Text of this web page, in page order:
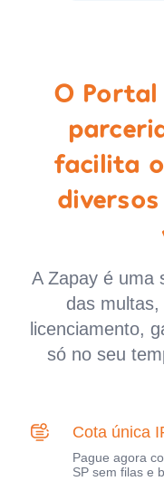
O
facilita
A Zapay é uma
das
licenciamento,
só no seu
Cota única
Pague agora
SP sem filas e